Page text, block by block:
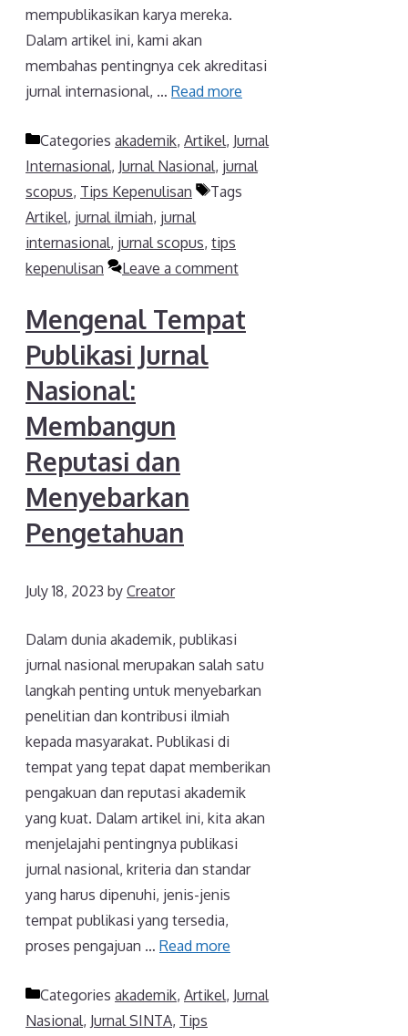
mempublikasikan karya mereka.
Dalam artikel ini, kami akan
membahas pentingnya cek akreditasi
jurnal internasional, … Read more
Categories akademik, Artikel, Jurnal
Internasional, Jurnal Nasional, jurnal
scopus, Tips Kepenulisan
Tags
Artikel, jurnal ilmiah, jurnal
internasional, jurnal scopus, tips
kepenulisan
Leave a comment
Mengenal Tempat
Publikasi Jurnal
Nasional:
Membangun
Reputasi dan
Menyebarkan
Pengetahuan
July 18, 2023 by Creator
Dalam dunia akademik, publikasi
jurnal nasional merupakan salah satu
langkah penting untuk menyebarkan
penelitian dan kontribusi ilmiah
kepada masyarakat. Publikasi di
tempat yang tepat dapat memberikan
pengakuan dan reputasi akademik
yang kuat. Dalam artikel ini, kita akan
menjelajahi pentingnya publikasi
jurnal nasional, kriteria dan standar
yang harus dipenuhi, jenis-jenis
tempat publikasi yang tersedia,
proses pengajuan … Read more
Categories akademik, Artikel, Jurnal
Nasional, Jurnal SINTA, Tips